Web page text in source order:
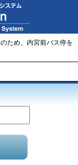
ため、内宮前バス停を